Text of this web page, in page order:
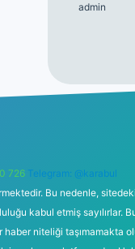
admin
726 Telegram: @karabul
Bu nedenle,
kabul etmiş sayılırlar.
haber niteliği taşımamakta